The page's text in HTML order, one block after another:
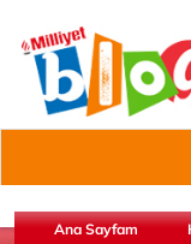
Ana Sayfam